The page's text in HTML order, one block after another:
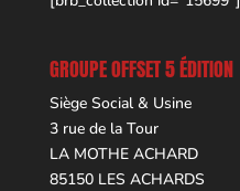
GROUPE OFFSET 5 ÉDITION
Siège Social & Usine
3 rue de la Tour
LA MOTHE ACHARD
85150 LES ACHARDS